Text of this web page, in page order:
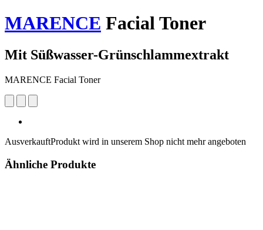
MARENCE Facial Toner
Mit Süßwasser-Grünschlammextrakt
MARENCE Facial Toner
AusverkauftProdukt wird in unserem Shop nicht mehr angeboten
Ähnliche Produkte